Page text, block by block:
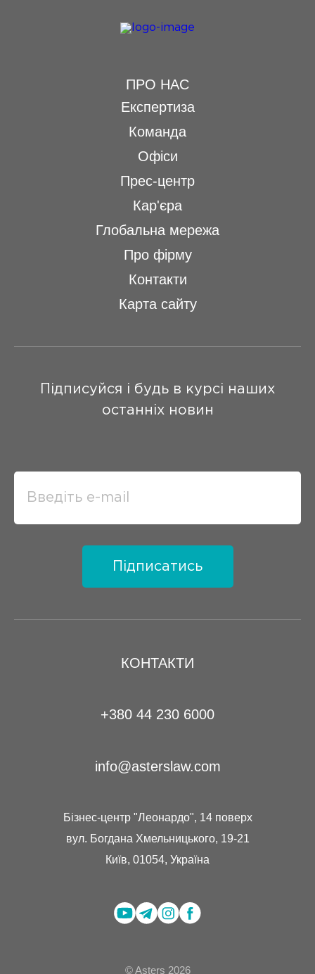
КОНТАКТИ
+380 44 230 6000
info@asterslaw.com
Бізнес-центр "Леонардо", 14 поверх
вул. Богдана Хмельницького, 19-21
Київ, 01054, Україна
ПРО НАС
Експертиза
Команда
Офіси
Прес-центр
Кар'єра
Глобальна мережа
Про фірму
Контакти
Карта сайту
Підписуйся і будь в курсі наших
останніх новин
Підписатись
© Asters 2026